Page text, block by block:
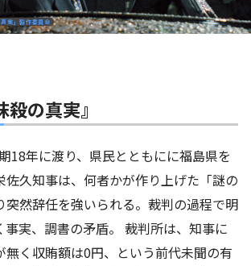
真実」製作委員会
の真実』
18年に渡り、県民とともにに福島県を
佐久知事は、何者かが作り上げた「謎の
突然辞任を強いられる。裁判の過程で明
事実、調書の矛盾。 裁判所は、知事に
無く収賄額は0円、という前代未聞の有